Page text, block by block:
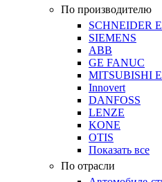
По производителю
SCHNEIDER
SIEMENS
ABB
GE FANUC
MITSUBISHI
Innovert
DANFOSS
LENZE
KONE
OTIS
Показать все
По отрасли